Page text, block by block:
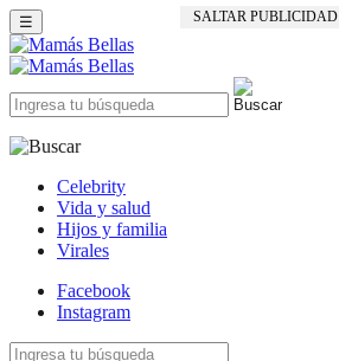
SALTAR PUBLICIDAD
☰
Celebrity
Vida y salud
Hijos y familia
Virales
Facebook
Instagram